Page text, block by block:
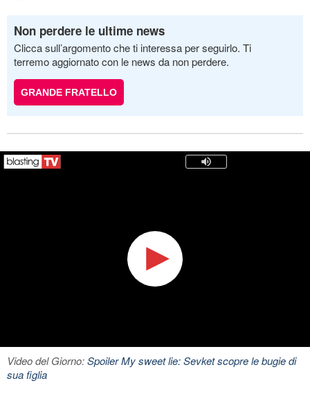
Non perdere le ultime news
Clicca sull’argomento che ti interessa per seguirlo. Ti
terremo aggiornato con le news da non perdere.
GRANDE FRATELLO
Video del Giorno:Spoiler My sweet lie: Sevket scopre le bugie di
sua figlia